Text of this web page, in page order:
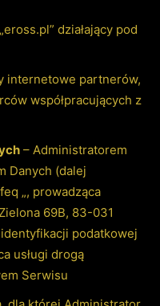
działający pod
internetowe partnerów,
współpracujących z
– Administratorem
Danych (dalej
„, prowadząca
69B, 83-031
podatkowej
usługi drogą
Serwisu